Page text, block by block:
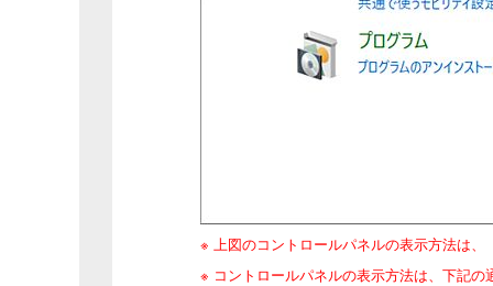
※ 上図のコントロールパネルの表示方法は、
※ コントロールパネルの表示方法は、下記